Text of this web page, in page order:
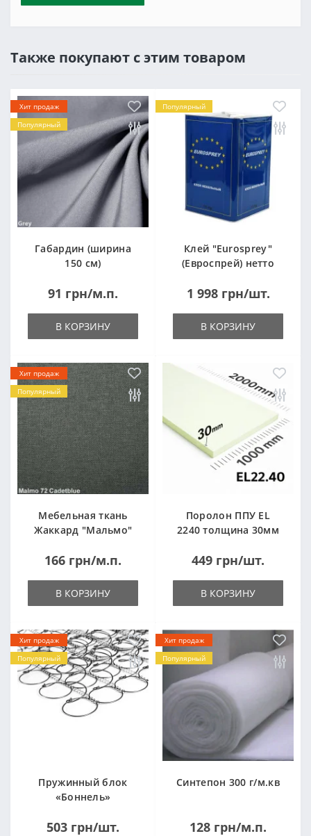
Также покупают с этим товаром
Хит продаж
Популярный
Габардин (ширина
150 см)
91 грн/м.п.
В КОРЗИНУ
Популярный
Клей "Eurosprey"
(Евроспрей) нетто
1 998 грн/шт.
В КОРЗИНУ
Хит продаж
Популярный
Мебельная ткань
Жаккард "Мальмо"
166 грн/м.п.
В КОРЗИНУ
Поролон ППУ EL
2240 толщина 30мм
(1000x2000мм)
449 грн/шт.
В КОРЗИНУ
Хит продаж
Популярный
Пружинный блок
«Боннель»
503 грн/шт.
Хит продаж
Популярный
Синтепон 300 г/м.кв
128 грн/м.п.